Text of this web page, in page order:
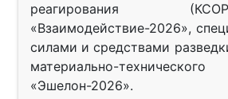
реагирования
«Взаимодействие-2026»,
силами и средствами
материально-
«Эшелон-2026».